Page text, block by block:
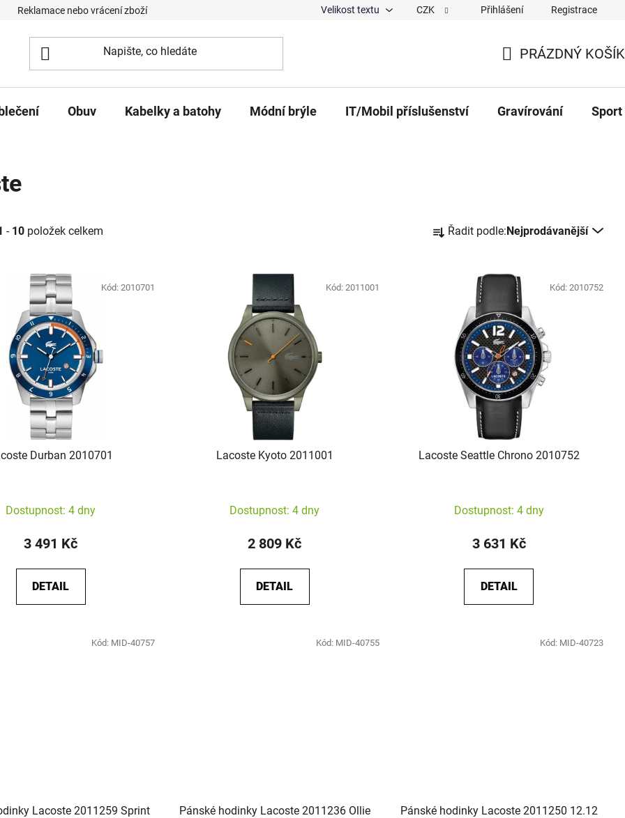
Reklamace nebo vrácení zboží Podmínky ochrany osobních údajů O nás Magazín Hodnocení obchodu
Velikost textu CZK Přihlášení Registrace
PRÁZDNÝ KOŠÍK
Obuv Kabelky a batohy Módní brýle IT/Mobil příslušenství Gravírování Sport
- 10 položek celkem
Řazení produktů
Řadit podle:Nejprodávanější
Durban 2010701
Dostupnost: 4 dny
3 491 Kč
DETAIL
Kód:2010701
Lacoste Kyoto 2011001
Dostupnost: 4 dny
2 809 Kč
DETAIL
Kód: 2011001
Lacoste Seattle Chrono 2010752
Dostupnost: 4 dny
3 631 Kč
DETAIL
Kód: 2010752
Lacoste 2011259 Sprint
Kód: MID-40757
Pánské hodinky Lacoste 2011236 Ollie
Kód: MID-40755
Pánské hodinky Lacoste 2011250 12.12
Kód: MID-40723